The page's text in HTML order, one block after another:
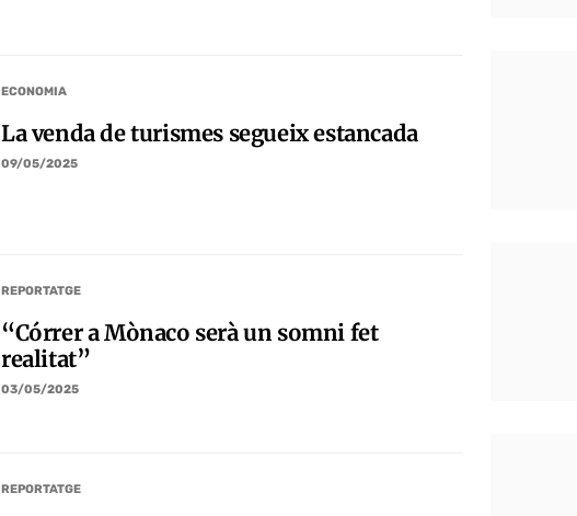
ECONOMIA
La venda de turismes segueix estancada
09/05/2025
REPORTATGE
“Córrer a Mònaco serà un somni fet
realitat”
03/05/2025
REPORTATGE